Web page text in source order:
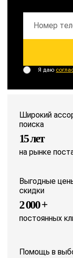
Я даю
Широкий
поиска
15 лет
на рынке
Выгодные
скидки
2 000 +
постоянных
Помощь в